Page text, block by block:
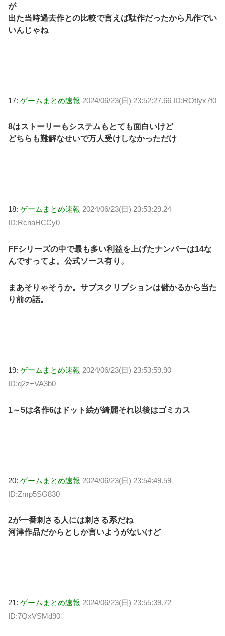
が
出た当時過去作との比較で言えば駄作だったから凡作でい
いんじゃね
17: ゲームまとめ速報 2024/06/23(日) 23:52:27.66 ID:ROtIyx7t0
8はストーリーもシステムもとても面白いけど
どちらも難解なせいで万人受けしなかっただけ
18: ゲームまとめ速報 2024/06/23(日) 23:53:29.24
ID:RcnaHCCy0
FFシリーズの中で最も多い利益を上げたナンバーは14な
んですってよ。公式ソース有り。
まあそりゃそうか。サブスクリプションは儲かるから当た
り前の話。
19: ゲームまとめ速報 2024/06/23(日) 23:53:59.90
ID:q2z+VA3b0
1～5は名作6はドット絵が綺麗それ以後はゴミカス
20: ゲームまとめ速報 2024/06/23(日) 23:54:49.59
ID:Zmp5SG830
2が一番刺さる人には刺さる系だね
河津作品だからとしか言いようがないけど
21: ゲームまとめ速報 2024/06/23(日) 23:55:39.72
ID:7QxVSMd90